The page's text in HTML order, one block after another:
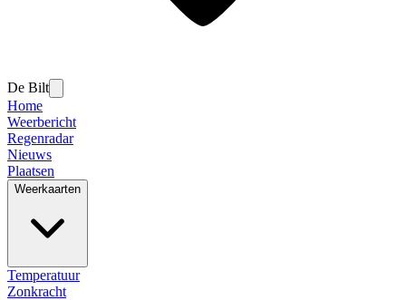
De Bilt
Home
Weerbericht
Regenradar
Nieuws
Plaatsen
Weerkaarten
Temperatuur
Zonkracht